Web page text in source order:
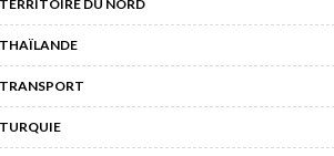
TERRITOIRE DU NORD
THAÏLANDE
TRANSPORT
TURQUIE